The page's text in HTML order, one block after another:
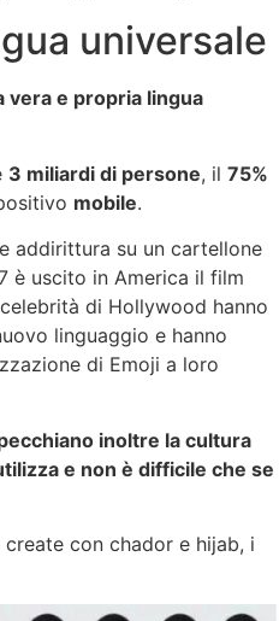
universale
vera e propria lingua
3 miliardi di persone, il 75%
mobile.
addirittura su un cartellone
è uscito in America il film
di Hollywood hanno
linguaggio e hanno
di Emoji a loro
inoltre la cultura
e non è difficile che se
con chador e hijab, i